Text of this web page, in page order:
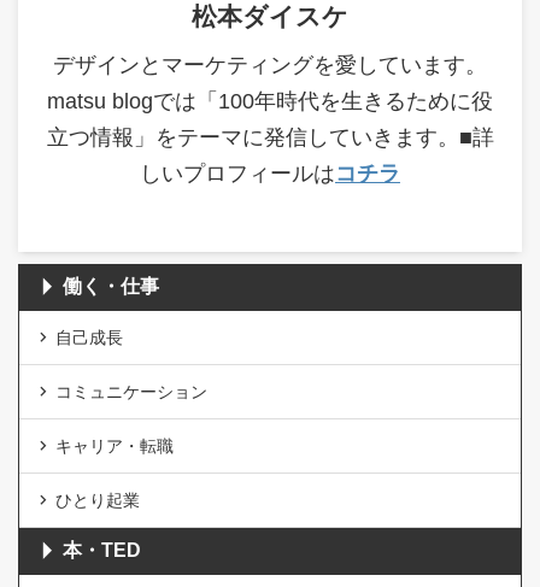
松本ダイスケ
デザインとマーケティングを愛しています。
matsu blogでは「100年時代を生きるために役
立つ情報」をテーマに発信していきます。■詳
しいプロフィールはコチラ
働く・仕事
自己成長
コミュニケーション
キャリア・転職
ひとり起業
本・TED